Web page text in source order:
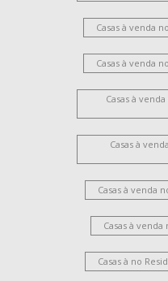
Casas à venda
Casas à venda
Casas à
Casas à
Casas à venda
Casas à
Casas à no